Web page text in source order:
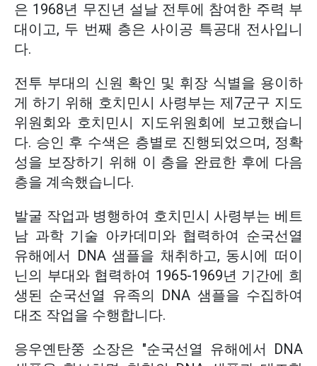
은 1968년 무진년 설날 전투에 참여한 주력 부
대이고, 두 번째 층은 사이공 특공대 전사입니
다.
전투 부대의 신원 확인 및 휘장 식별을 용이하
게 하기 위해 호치민시 사령부는 제7군구 지도
위원회와 호치민시 지도위원회에 보고했습니
다. 승인 후 수색은 층별로 진행되었으며, 정확
성을 보장하기 위해 이 층을 완료한 후에 다음
층을 계속했습니다.
발굴 작업과 병행하여 호치민시 사령부는 베트
남 과학 기술 아카데미와 협력하여 순국선열
유해에서 DNA 샘플을 채취하고, 동시에 떠이
닌의 부대와 협력하여 1965-1969년 기간에 희
생된 순국선열 유족의 DNA 샘플을 수집하여
대조 작업을 수행합니다.
응우옌탄쭝 소장은 "순국선열 유해에서 DNA